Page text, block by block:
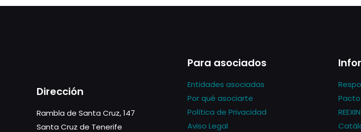
Dirección
Rambla de Santa Cruz, 147
Santa Cruz de Tenerife
Para asociados
Entidades asociadas
Por qué asociarte
Política de Privacidad
Aviso Legal
REEXIN